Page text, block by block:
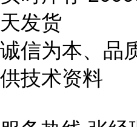
天发货
诚信为本、品
供技术资料